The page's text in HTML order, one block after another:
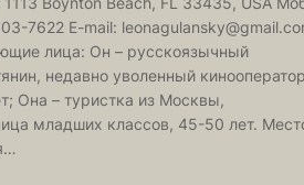
7622 E-mail:
лица: Он – русскоязычный
недавно уволенный
Она – туристка из Москвы,
младших классов, 45-50 лет.